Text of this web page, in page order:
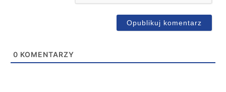
0 KOMENTARZY